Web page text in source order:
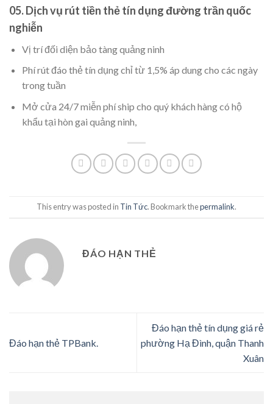
05. Dịch vụ rút tiền thẻ tín dụng đường trần quốc
nghiễn
Vị trí đối diện bảo tàng quảng ninh
Phí rút đáo thẻ tín dụng chỉ từ 1,5% áp dung cho các ngày
trong tuần
Mở cửa 24/7 miễn phí ship cho quý khách hàng có hộ
khẩu tại hòn gai quảng ninh,
This entry was posted in Tin Tức. Bookmark thepermalink.
ĐÁO HẠN THẺ
Đáo hạn thẻ TPBank.
Đáo hạn thẻ tín dụng giá rẻ
phường Hạ Đình, quận Thanh
Xuân